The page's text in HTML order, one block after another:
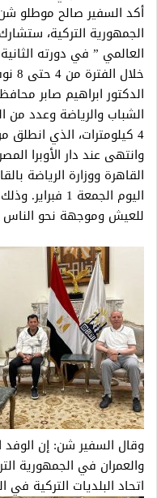
أكد السفير صالح موطلو
الجمهورية التركية،
العالمي ” في دورته
الدكتور ابراهيم صابر
الشباب والرياضة وعدد من
4 كيلومترات، الذي
وانتهى عند دار الأوبرا
القاهرة ‏ووزارة الرياضة
اليوم الجمعة
للعيش وموجهة نحو الناس
وقال السفير شن: إن الوفد
والعمران في الجمهورية
اتحاد البلديات التركية في